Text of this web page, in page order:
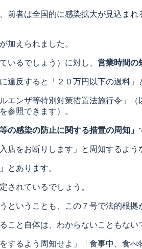
者は全国的に感染拡大が見込ま
加えられました。
いるでしょう）に対し、 営業時間の
反すると「２０万円以下の過料」
ンザ等特別対策措置法施行令」
参照できます）。
の感染の防止に関する措置の周知」
をお断りします」と周知するよう
とあります。
されているでしょう。
いうことも、この７号で法的根拠
と自体は、わからないこともない
るよう周知せよ」「食事中、食